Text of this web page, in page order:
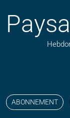
ABONNEMENT